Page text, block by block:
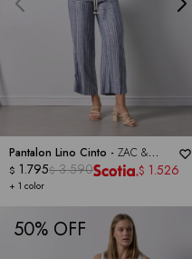
Pantalon Lino Cinto - ZAC &
RACHEL
+ 1 color
$ 1.795$ 3.590 $ 1.526
50